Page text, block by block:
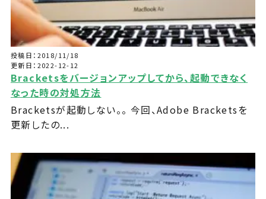
投稿日：2018/11/18
更新日：2022-12-12
Bracketsをバージョンアップしてから、起動できなく
なった時の対処方法
Bracketsが起動しない。。 今回、Adobe Bracketsを
更新したの...